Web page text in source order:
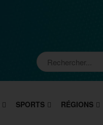
SPORTS RÉGIONS